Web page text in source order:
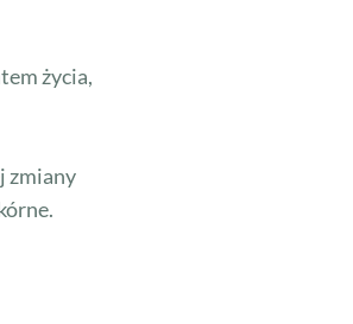
życia,
zmiany